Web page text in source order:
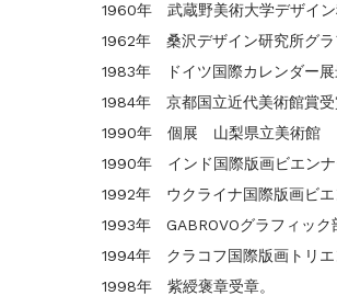
1960年 武蔵野美術大学デザイン
1962年 桑沢デザイン研究所グ
1983年 ドイツ国際カレンダー展
1984年 京都国立近代美術館賞受
1990年 個展 山梨県立美術館
1990年 インド国際版画ビエン
1992年 ウクライナ国際版画ビエ
1993年 GABROVOグラフィック
1994年 クラコフ国際版画トリエ
1998年 紫綬褒章受章。